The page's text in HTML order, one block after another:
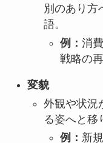
別のあり方
語。
例： 消
戦略の
変貌
外観や状況
る姿へと移
例： 新